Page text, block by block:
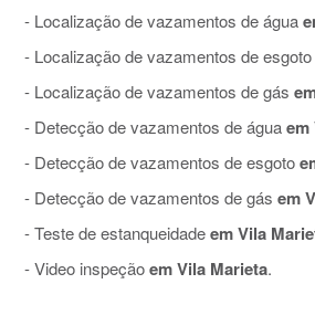
- Localização de vazamentos de água
- Localização de vazamentos de esgoto
- Localização de vazamentos de gás
- Detecção de vazamentos de águaem
- Detecção de vazamentos de esgoto
- Detecção de vazamentos de gás em
- Teste de estanqueidadeem Vila
- Video inspeçãoem Vila Marieta.